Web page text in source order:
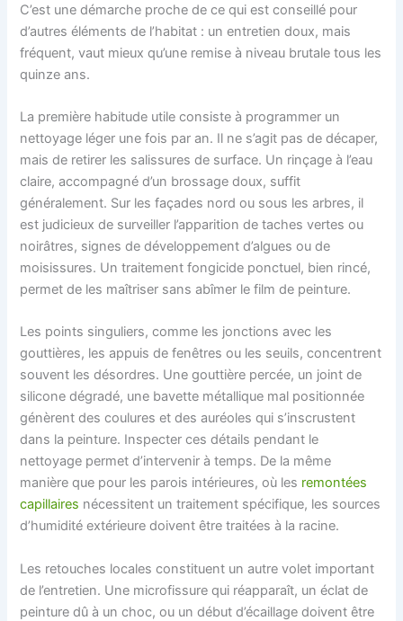
C’est une démarche proche de ce qui est conseillé pour
d’autres éléments de l’habitat : un entretien doux, mais
fréquent, vaut mieux qu’une remise à niveau brutale tous les
quinze ans.
La première habitude utile consiste à programmer un
nettoyage léger une fois par an. Il ne s’agit pas de décaper,
mais de retirer les salissures de surface. Un rinçage à l’eau
claire, accompagné d’un brossage doux, suffit
généralement. Sur les façades nord ou sous les arbres, il
est judicieux de surveiller l’apparition de taches vertes ou
noirâtres, signes de développement d’algues ou de
moisissures. Un traitement fongicide ponctuel, bien rincé,
permet de les maîtriser sans abîmer le film de peinture.
Les points singuliers, comme les jonctions avec les
gouttières, les appuis de fenêtres ou les seuils, concentrent
souvent les désordres. Une gouttière percée, un joint de
silicone dégradé, une bavette métallique mal positionnée
génèrent des coulures et des auréoles qui s’inscrustent
dans la peinture. Inspecter ces détails pendant le
nettoyage permet d’intervenir à temps. De la même
manière que pour les parois intérieures, où les remontées
capillaires nécessitent un traitement spécifique, les sources
d’humidité extérieure doivent être traitées à la racine.
Les retouches locales constituent un autre volet important
de l’entretien. Une microfissure qui réapparaît, un éclat de
peinture dû à un choc, ou un début d’écaillage doivent être